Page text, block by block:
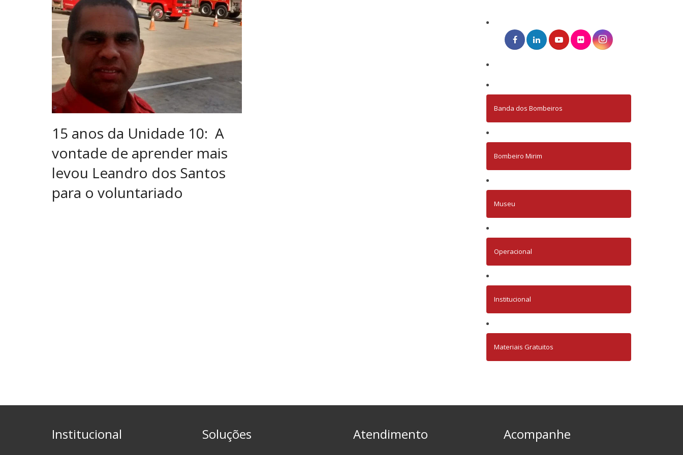
15 anos da Unidade 10: A
vontade de aprender mais
levou Leandro dos Santos
para o voluntariado
Banda dos Bombeiros
Bombeiro Mirim
Museu
Operacional
Institucional
Materiais Gratuitos
Institucional Soluções Atendimento Acompanhe